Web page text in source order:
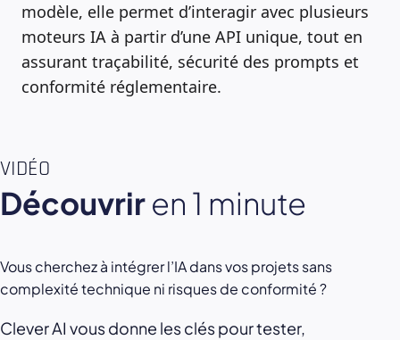
modèle, elle permet d’interagir avec plusieurs
moteurs IA à partir d’une API unique, tout en
assurant traçabilité, sécurité des prompts et
conformité réglementaire.
VIDÉO
Découvriren 1 minute
Vous cherchez à intégrer l’IA dans vos projets sans
complexité technique ni risques de conformité ?
Clever AI vous donne les clés pour tester,